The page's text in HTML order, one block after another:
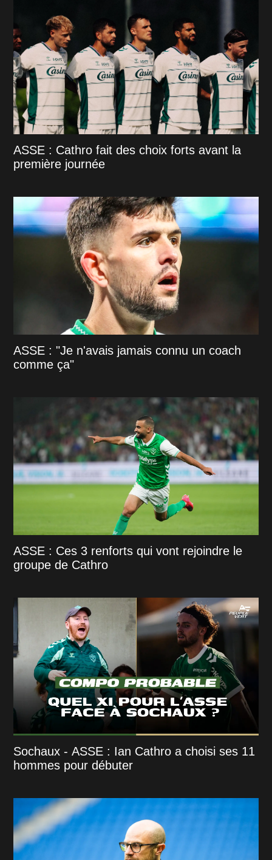
ASSE : Cathro fait des choix forts avant la
première journée
ASSE : "Je n'avais jamais connu un coach
comme ça"
ASSE : Ces 3 renforts qui vont rejoindre le
groupe de Cathro
Sochaux - ASSE : Ian Cathro a choisi ses 11
hommes pour débuter